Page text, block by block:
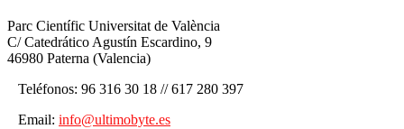
Parc Científic Universitat de València
C/ Catedrático Agustín Escardino, 9
46980 Paterna (Valencia)
Teléfonos: 96 316 30 18 // 617 280 397
Email: info@ultimobyte.es